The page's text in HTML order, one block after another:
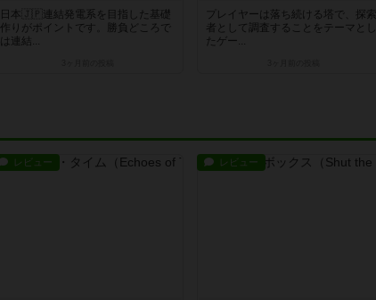
日本🇯🇵連結発電系を目指した基礎
作りがポイントです。勝負どころで
は連結...
プレイヤーは落ち続ける塔で、探索
者として調査することをテーマとし
たゲー...
レビュー レビュー